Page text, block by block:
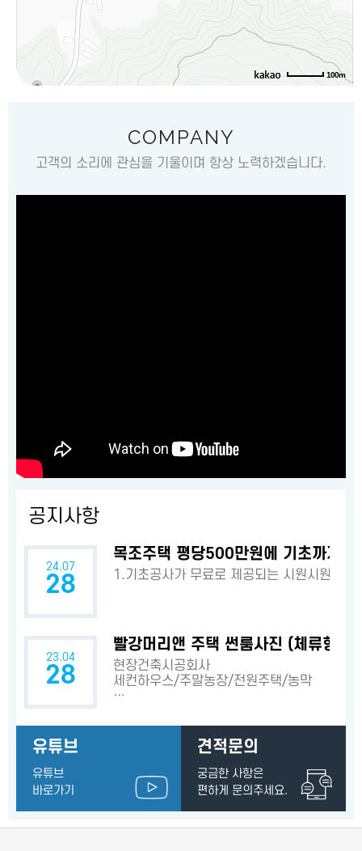
100m
COMPANY
고객의 소리에 관심을 기울이며 항상 노력하겠습니다.
공지사항
24.07
28
목조주택 평당500만원에 기초까지?
1.기초공사가 무료로 제공되는 시원시원한
23.04
28
빨강머리앤 주택 썬룸사진 (체류형쉼
현장건축시공회사
세컨하우스/주말농장/전원주택/농막
…
유튜브
유튜브
바로가기
견적문의
궁금한 사항은
편하게 문의주세요.